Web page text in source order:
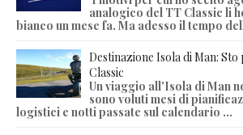
analogico del TT Classic li
bianco un mese fa. Ma adesso il tempo
Destinazione Isola di Man:
Classic
Un viaggio all'Isola di Man
sono voluti mesi di
logistici e notti passate sul calendario ...